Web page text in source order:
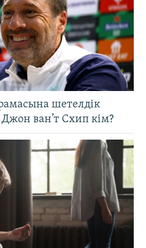
шетелдік
Джон ван’т Схип кім?